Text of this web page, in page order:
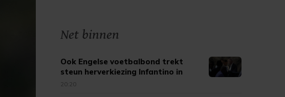
Net binnen
Ook Engelse voetbalbond trekt
steun herverkiezing Infantino in
20:20